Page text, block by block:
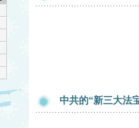
中共的“新三大法